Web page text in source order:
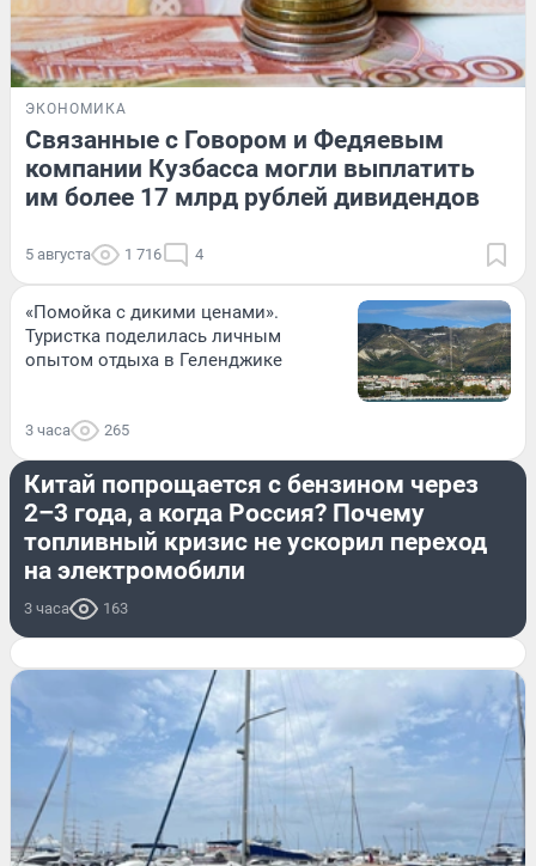
ЭКОНОМИКА
Связанные с Говором и Федяевым
компании Кузбасса могли выплатить
им более 17 млрд рублей дивидендов
5 августа 1 716 4
«Помойка с дикими ценами».
Туристка поделилась личным
опытом отдыха в Геленджике
3 часа 265
ДОРОГИ И ТРАНСПОРТ
Китай попрощается с бензином через
2–3 года, а когда Россия? Почему
топливный кризис не ускорил переход
на электромобили
3 часа 163